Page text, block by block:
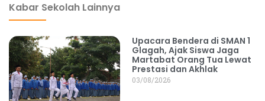
Kabar Sekolah Lainnya
Upacara Bendera di SMAN 1
Glagah, Ajak Siswa Jaga
Martabat Orang Tua Lewat
Prestasi dan Akhlak
03/08/2026